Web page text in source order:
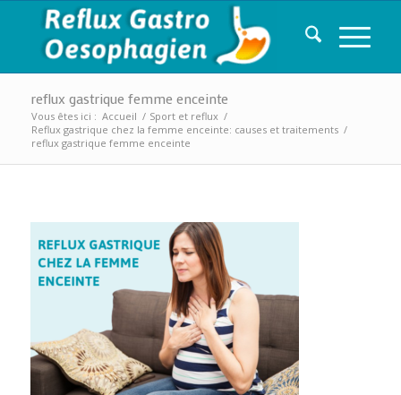
reflux gastrique femme enceinte
Vous êtes ici : Accueil / Sport et reflux /
Reflux gastrique chez la femme enceinte: causes et traitements /
reflux gastrique femme enceinte